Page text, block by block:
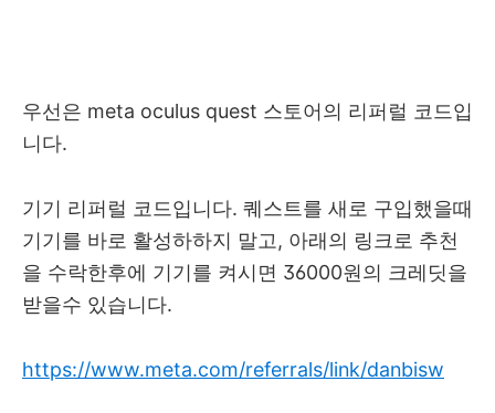
우선은 meta oculus quest 스토어의 리퍼럴 코드입
니다.
기기 리퍼럴 코드입니다. 퀘스트를 새로 구입했을때
기기를 바로 활성하하지 말고, 아래의 링크로 추천
을 수락한후에 기기를 켜시면 36000원의 크레딧을
받을수 있습니다.
https://www.meta.com/referrals/link/danbisw